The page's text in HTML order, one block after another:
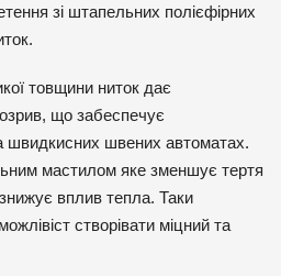
зі штапельних полієфірних
товщини ниток дає
що забеспечує
швидкисних швених автоматах.
мастилом яке зменшує тертя
вплив тепла. Таки
створівати міцний та